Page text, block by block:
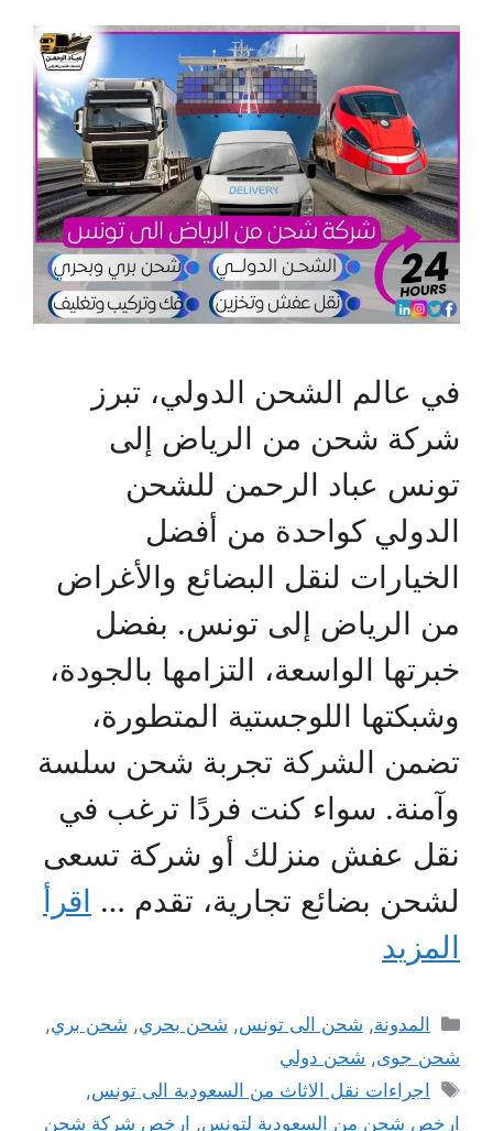
في عالم الشحن الدولي، تبرز
شركة شحن من الرياض إلى
تونس عباد الرحمن للشحن
الدولي كواحدة من أفضل
الخيارات لنقل البضائع والأغراض
من الرياض إلى تونس. بفضل
خبرتها الواسعة، التزامها بالجودة،
وشبكتها اللوجستية المتطورة،
تضمن الشركة تجربة شحن سلسة
وآمنة. سواء كنت فردًا ترغب في
نقل عفش منزلك أو شركة تسعى
لشحن بضائع تجارية، تقدم … اقرأ
المزيد
التصنيفات
المدونة, شحن الى تونس, شحن بحري, شحن بري,
شحن جوى, شحن دولي
الوسوم
اجراءات نقل الاثاث من السعودية الى تونس,
ارخص شحن من السعودية لتونس, ارخص شركة شحن